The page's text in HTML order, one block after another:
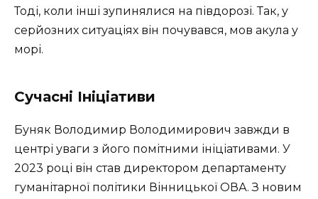
Тоді, коли інші зупинялися на півдорозі. Так, у
серйозних ситуаціях він почувався, мов акула у
морі.
Сучасні Ініціативи
Буняк Володимир Володимирович завжди в
центрі уваги з його помітними ініціативами. У
2023 році він став директором департаменту
гуманітарної політики Вінницької ОВА. З новим